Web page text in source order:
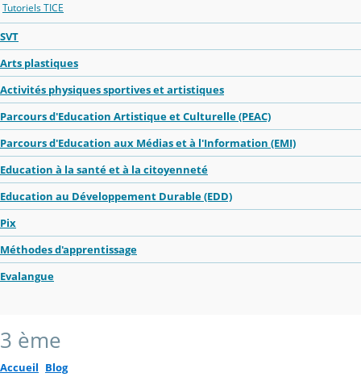
Tutoriels TICE
SVT
Arts plastiques
Activités physiques sportives et artistiques
Parcours d'Education Artistique et Culturelle (PEAC)
Parcours d'Education aux Médias et à l'Information (EMI)
Education à la santé et à la citoyenneté
Education au Développement Durable (EDD)
Pix
Méthodes d'apprentissage
Evalangue
3 ème
Accueil Blog